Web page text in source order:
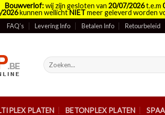
Bouwverlof:wij zijn gesloten van 20/07/2026t.e.m
2026kunnen wellichtNIETmeer geleverd worden
FAQ’s Levering Info Betalen Info Retourbeleid
Zoeken
naar:
PLATEN BETONPLEX PLATEN